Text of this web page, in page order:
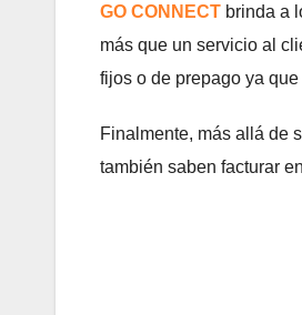
GO CONNECT brinda a
más que un servicio al
fijos o de prepago ya
Finalmente, más allá de
también saben facturar